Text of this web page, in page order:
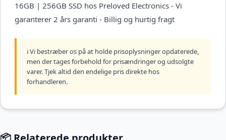
16GB | 256GB SSD hos Preloved Electronics - Vi
garanterer 2 års garanti - Billig og hurtig fragt
ℹ️ Vi bestræber os på at holde prisoplysninger opdaterede,
men der tages forbehold for prisændringer og udsolgte
varer. Tjek altid den endelige pris direkte hos
forhandleren.